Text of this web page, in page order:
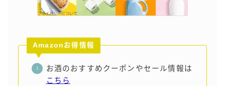
男梅サワー
愛のスコールホワイトサワー
WATER SOUR(ウォーターサワ)
宝酒造
Amazonお得情報
お酒のおすすめクーポンやセール情報は
こちら